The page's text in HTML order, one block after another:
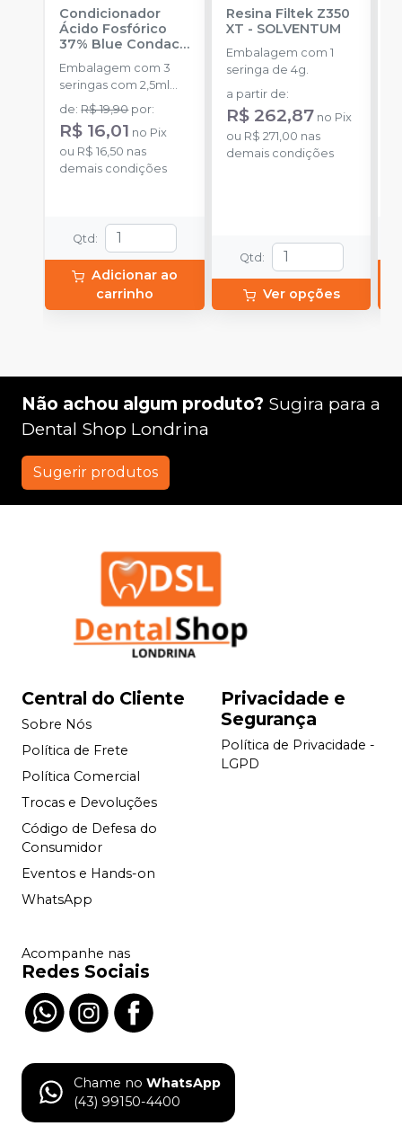
Condicionador
Ácido Fosfórico
37% Blue Condac-
FGM
Embalagem com 3
seringas com 2,5ml
cada uma e 3
ponteiras para
aplicação.
de:R$ 19,90 por:
R$ 16,01 no Pix
ou R$ 16,50 nas
demais condições
Qtd:
Adicionar ao
carrinho
Resina Filtek Z350
XT - SOLVENTUM
Embalagem com 1
seringa de 4g.
a partir de:
R$ 262,87 no Pix
ou R$ 271,00 nas
demais condições
Qtd:
Ver opções
Não achou algum produto? Sugira para a
Dental Shop Londrina
Sugerir produtos
Central do Cliente
Sobre Nós
Política de Frete
Política Comercial
Trocas e Devoluções
Código de Defesa do
Consumidor
Eventos e Hands-on
WhatsApp
Privacidade e
Segurança
Política de Privacidade -
LGPD
Acompanhe nas
Redes Sociais
Chame no WhatsApp
(43) 99150-4400